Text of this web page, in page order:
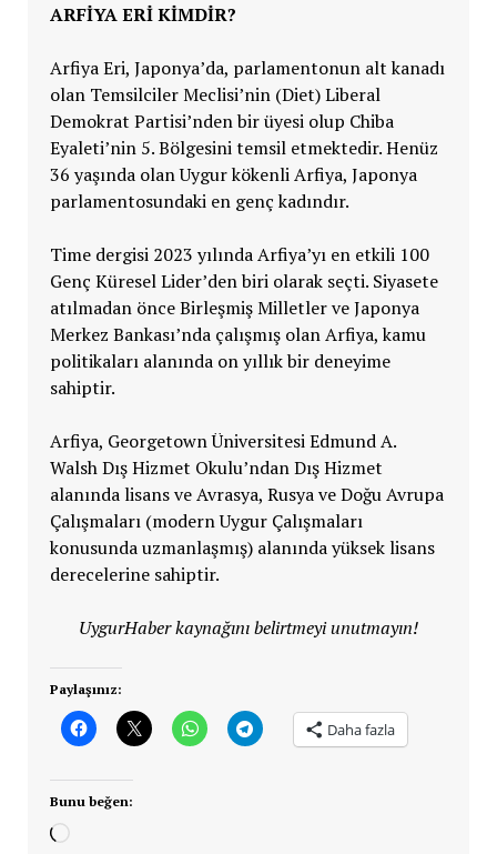
ARFİYA ERİ KİMDİR?
Arfiya Eri, Japonya’da, parlamentonun alt kanadı
olan Temsilciler Meclisi’nin (Diet) Liberal
Demokrat Partisi’nden bir üyesi olup Chiba
Eyaleti’nin 5. Bölgesini temsil etmektedir. Henüz
36 yaşında olan Uygur kökenli Arfiya, Japonya
parlamentosundaki en genç kadındır.
Time dergisi 2023 yılında Arfiya’yı en etkili 100
Genç Küresel Lider’den biri olarak seçti. Siyasete
atılmadan önce Birleşmiş Milletler ve Japonya
Merkez Bankası’nda çalışmış olan Arfiya, kamu
politikaları alanında on yıllık bir deneyime
sahiptir.
Arfiya, Georgetown Üniversitesi Edmund A.
Walsh Dış Hizmet Okulu’ndan Dış Hizmet
alanında lisans ve Avrasya, Rusya ve Doğu Avrupa
Çalışmaları (modern Uygur Çalışmaları
konusunda uzmanlaşmış) alanında yüksek lisans
derecelerine sahiptir.
UygurHaber kaynağını belirtmeyi unutmayın!
Paylaşınız:
Daha fazla
Bunu beğen:
Yükleniyor...